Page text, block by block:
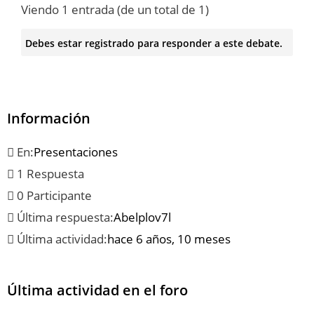
Viendo 1 entrada (de un total de 1)
Debes estar registrado para responder a este debate.
Información
En:Presentaciones
1 Respuesta
0 Participante
Última respuesta:Abelplov7l
Última actividad:hace 6 años, 10 meses
Última actividad en el foro